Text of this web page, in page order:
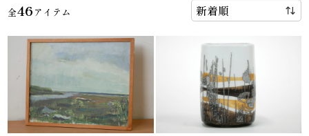
全46 アイテム